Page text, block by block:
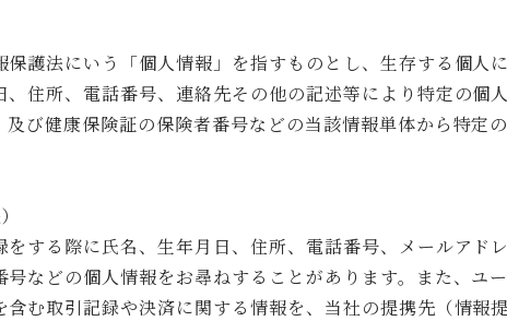
保護法にいう「個人情報」を指すものとし、生存する個人
住所、電話番号、連絡先その他の記述等により特定の個
び健康保険証の保険者番号などの当該情報単体から特定
する際に氏名、生年月日、住所、電話番号、メールアド
号などの個人情報をお尋ねすることがあります。また、ユ
含む取引記録や決済に関する情報を、当社の提携先（情報